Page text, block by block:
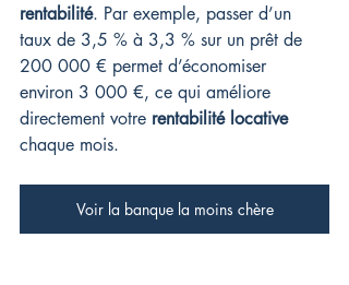
rentabilité. Par exemple, passer d’un
taux de 3,5 % à 3,3 % sur un prêt de
200 000 € permet d’économiser
environ 3 000 €, ce qui améliore
directement votre rentabilité locative
chaque mois.
Voir la banque la moins chère